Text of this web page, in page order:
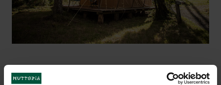
fijne fietstocht door het bos van Les
Landes
Atlantische Oceaan ligt op slechts 15
km van de camping!